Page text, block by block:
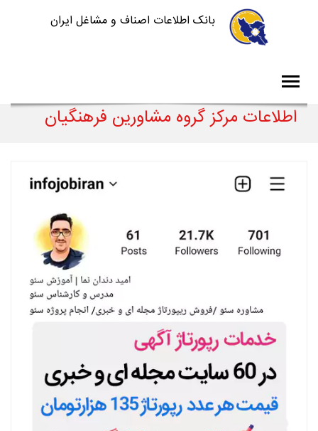
بانک اطلاعات اصناف و مشاغل ایران
اطلاعات مرکز گروه مشاورین فرهنگیان